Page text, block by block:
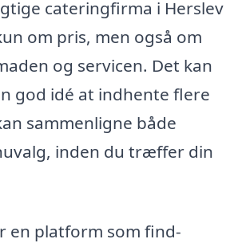
cateringfirma i Herslev
om pris, men også om
og servicen. Det kan
god idé at indhente flere
sammenligne både
inden du træffer din
en platform som find-